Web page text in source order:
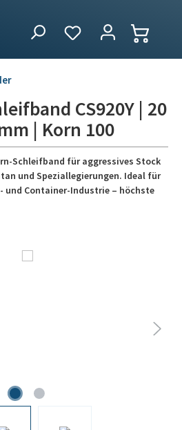
CS920Y | 20
| Korn 100
Schleifband für aggressives Stock
und Speziallegierungen. Ideal für
und Container-Industrie – höchste